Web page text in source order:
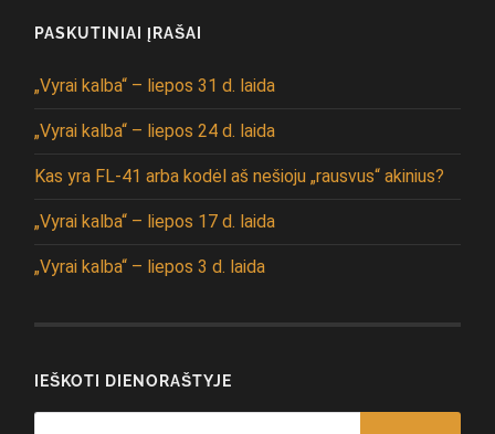
PASKUTINIAI ĮRAŠAI
„Vyrai kalba“ – liepos 31 d. laida
„Vyrai kalba“ – liepos 24 d. laida
Kas yra FL-41 arba kodėl aš nešioju „rausvus“ akinius?
„Vyrai kalba“ – liepos 17 d. laida
„Vyrai kalba“ – liepos 3 d. laida
IEŠKOTI DIENORAŠTYJE